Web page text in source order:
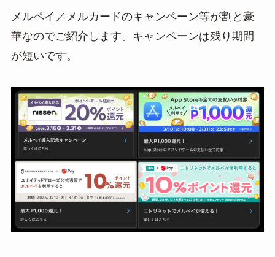
e
n
a
e
ail
メルペイ／メルカードのキャンペーン等が割と豪
華なのでご紹介します。キャンペーンは残り期間
が短いです。